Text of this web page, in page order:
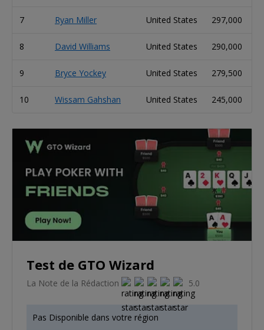
7 Ryan Miller United States 297,000
8 David Williams United States 290,000
9 Bryce Yockey United States 279,500
10 Wissam Gahshan United States 245,000
Test de GTO Wizard
La Note de la Rédaction 5.0
Pas Disponible dans votre région